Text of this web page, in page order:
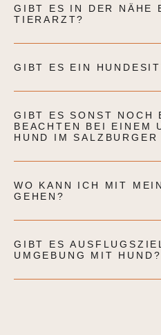
GIBT ES IN DER NÄHE
TIERARZT?
GIBT ES EIN
GIBT ES SONST NOCH
BEACHTEN BEI EINEM
HUND IM SALZBURGER
WO KANN ICH MIT
GEHEN?
GIBT ES
UMGEBUNG MIT HUND?